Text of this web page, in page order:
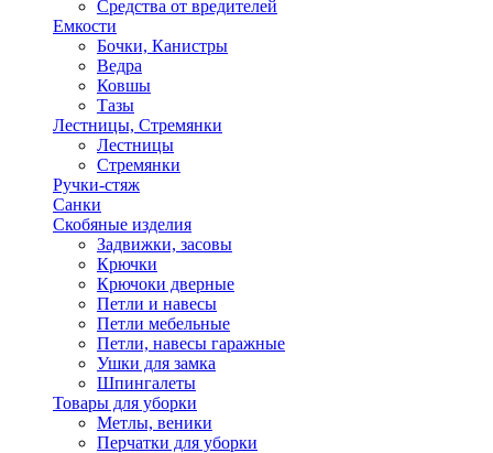
Средства от вредителей
Емкости
Бочки, Канистры
Ведра
Ковшы
Тазы
Лестницы, Стремянки
Лестницы
Стремянки
Ручки-стяж
Санки
Скобяные изделия
Задвижки, засовы
Крючки
Крючоки дверные
Петли и навесы
Петли мебельные
Петли, навесы гаражные
Ушки для замка
Шпингалеты
Товары для уборки
Метлы, веники
Перчатки для уборки